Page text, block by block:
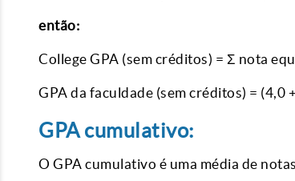
então:
College GPA (sem créditos) = Σ nota
GPA da faculdade (sem créditos) = (4,0
GPA cumulativo:
O GPA cumulativo é uma média de